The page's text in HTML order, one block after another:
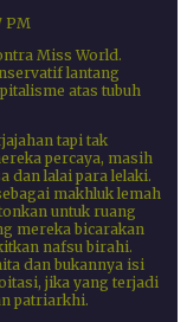
PM
Miss World.
lantang
atas tubuh
tapi tak
percaya, masih
dan lalai para lelaki.
makhluk lemah
untuk ruang
mereka bicarakan
nafsu birahi.
dan bukannya isi
jika yang terjadi
patriarkhi.